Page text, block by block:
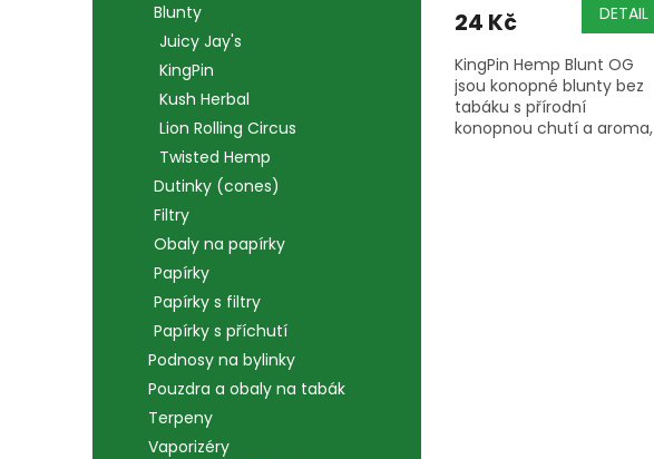
Blunty
Juicy Jay's
KingPin
Kush Herbal
Lion Rolling Circus
Twisted Hemp
Dutinky (cones)
Filtry
Obaly na papírky
Papírky
Papírky s filtry
Papírky s příchutí
Podnosy na bylinky
Pouzdra a obaly na tabák
Terpeny
Vaporizéry
24 Kč DETAIL
KingPin Hemp Blunt OG
jsou konopné blunty bez
tabáku s přírodní
konopnou chutí a aroma,